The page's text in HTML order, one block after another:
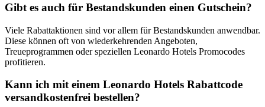
Gibt es auch für Bestandskunden einen Gutschein?
Viele Rabattaktionen sind vor allem für Bestandskunden anwendbar.
Diese können oft von wiederkehrenden Angeboten,
Treueprogrammen oder speziellen Leonardo Hotels Promocodes
profitieren.
Kann ich mit einem Leonardo Hotels Rabattcode
versandkostenfrei bestellen?